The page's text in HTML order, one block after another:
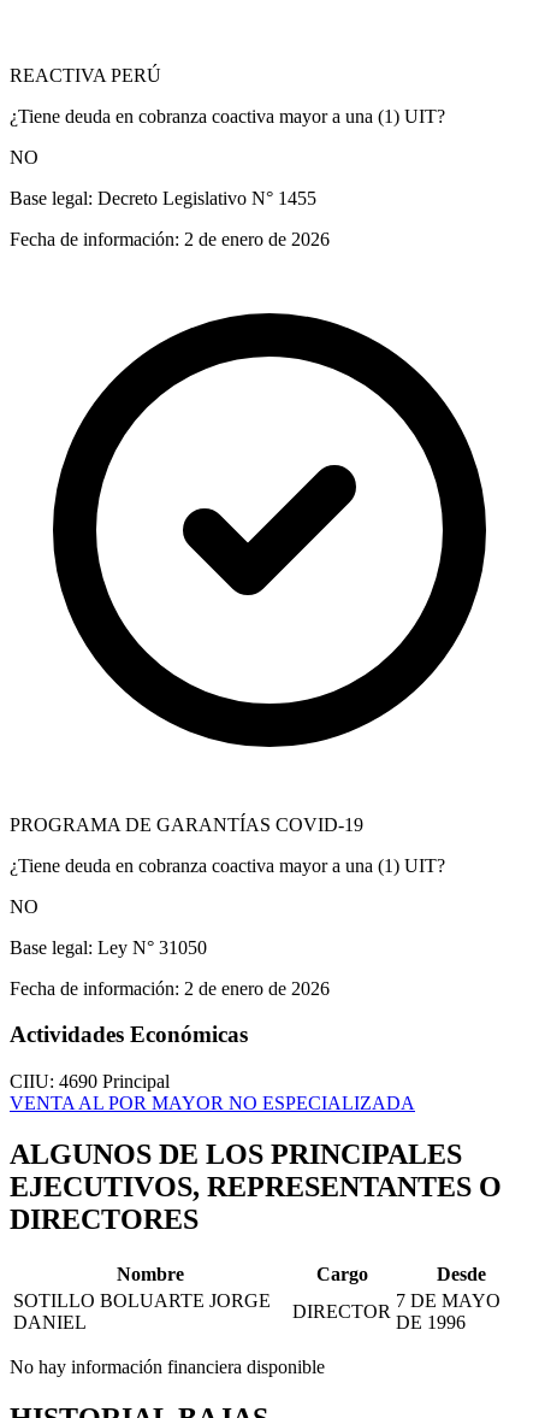
REACTIVA PERÚ
¿Tiene deuda en cobranza coactiva mayor a una (1) UIT?
NO
Base legal: Decreto Legislativo N° 1455
Fecha de información: 2 de enero de 2026
PROGRAMA DE GARANTÍAS COVID-19
¿Tiene deuda en cobranza coactiva mayor a una (1) UIT?
NO
Base legal: Ley N° 31050
Fecha de información: 2 de enero de 2026
Actividades Económicas
CIIU: 4690 Principal
VENTA AL POR MAYOR NO ESPECIALIZADA
ALGUNOS DE LOS PRINCIPALES
EJECUTIVOS, REPRESENTANTES O
DIRECTORES
Nombre Cargo
Desde
SOTILLO BOLUARTE JORGE
DANIEL
DIRECTOR
7 DE MAYO
DE 1996
No hay información financiera disponible